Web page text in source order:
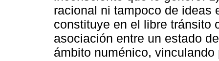
racional ni tampoco de ideas
constituye en el libre tránsito
asociación entre un estado
ámbito numénico,